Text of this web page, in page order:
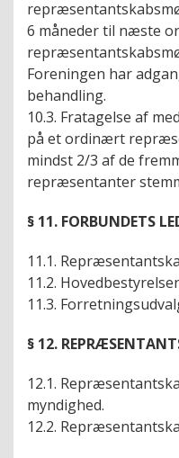
6 måneder til næste
Foreningen har
behandling.
10.3. Fratagelse af
på et ordinært
mindst 2/3 af de
repræsentanter
§ 11. FORBUNDETS
11.1.
11.2.
11.3.
§ 12.
12.1.
myndighed.
12.2.